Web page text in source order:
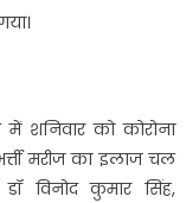
शनिवार को कोरोना
मरीज का इलाज चल
विनोद कुमार सिंह,